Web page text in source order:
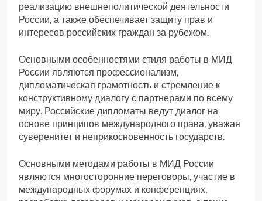
реализацию внешнеполитической деятельности
России, а также обеспечивает защиту прав и
интересов российских граждан за рубежом.
Основными особенностями стиля работы в МИД
России являются профессионализм,
дипломатическая грамотность и стремление к
конструктивному диалогу с партнерами по всему
миру. Российские дипломаты ведут диалог на
основе принципов международного права, уважая
суверенитет и неприкосновенность государств.
Основными методами работы в МИД России
являются многосторонние переговоры, участие в
международных форумах и конференциях,